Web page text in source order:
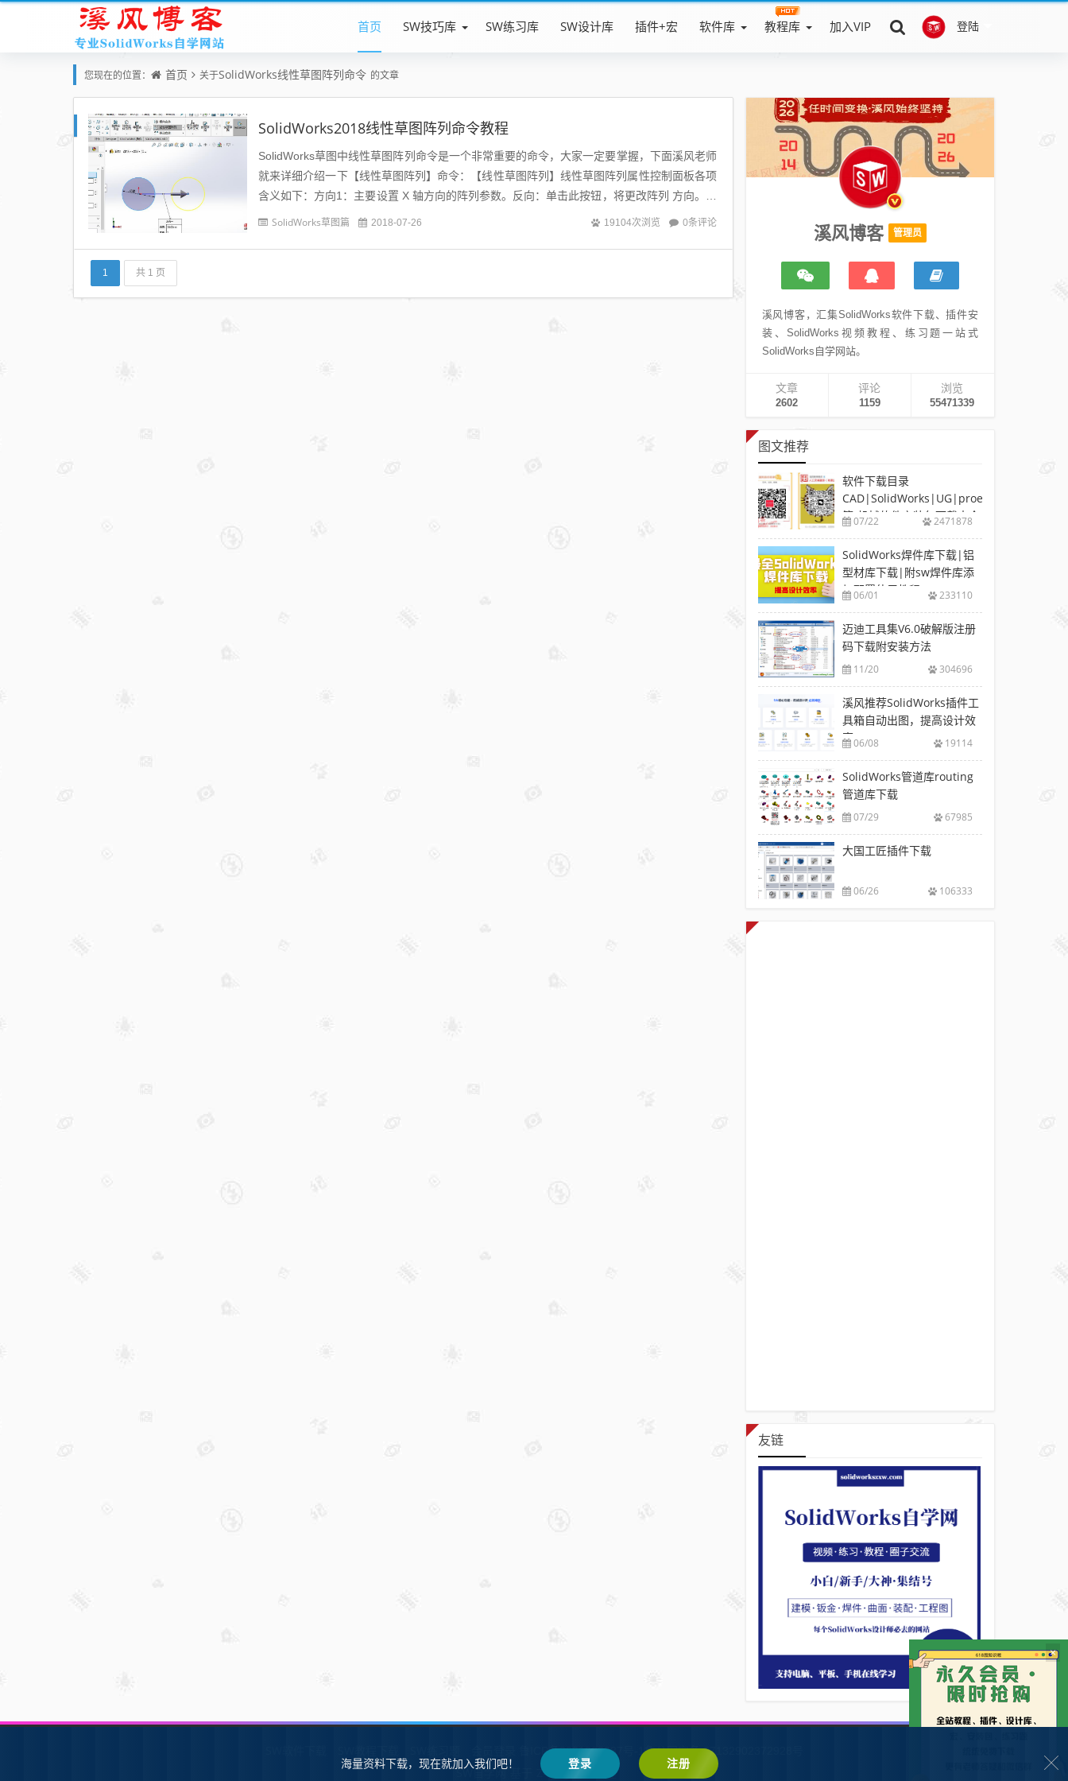
登陆
首页 SW技巧库 SW练习库 SW设计库 插件+宏 软件库 教程库 加入VIP
您现在的位置： 首页 关于SolidWorks线性草图阵列命令 的文章
SolidWorks2018线性草图阵列命令教程
SolidWorks草图中线性草图阵列命令是一个非常重要的命令，大家一定要掌握，下面溪风老师
就来详细介绍一下【线性草图阵列】命令：【线性草图阵列】线性草图阵列属性控制面板各项
含义如下：方向1：主要设置 X 轴方向的阵列参数。反向：单击此按钮，将更改阵列 方向。图
形区域将显示阵列方向箭头， 拖动箭头顶...
SolidWorks草图篇 2018-07-26 19104次浏览 0条评论
1 共 1 页
溪风博客 管理员
溪风博客，汇集SolidWorks软件下载、插件安
装、SolidWorks视频教程、练习题一站式
SolidWorks自学网站。
文章
2602
评论
1159
浏览
55471339
图文推荐
软件下载目录
CAD|SolidWorks|UG|proe
等-机械软件安装包下载大全
07/22 2471878
SolidWorks焊件库下载|铝
型材库下载|附sw焊件库添
加配置使用教程
06/01 233110
迈迪工具集V6.0破解版注册
码下载附安装方法
11/20 304696
溪风推荐SolidWorks插件工
具箱自动出图，提高设计效
率06/08 19114
SolidWorks管道库routing
管道库下载
07/29 67985
大国工匠插件下载
06/26 106333
友链
鲁ICP备2021002287号-1鲁公网安备 37132902372928号
SW自学网 Z-BlogPHP 搭建
×
海量资料下载，现在就加入我们吧！ 登录 注册